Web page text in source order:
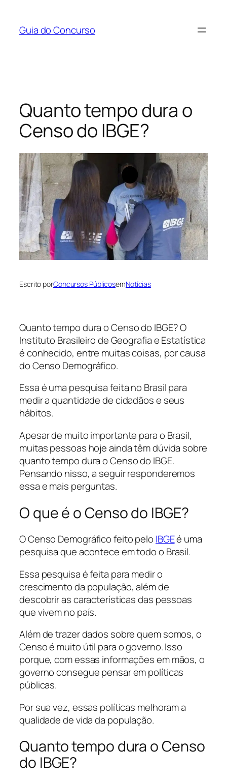
Guia do Concurso
Quanto tempo dura o
Censo do IBGE?
Escrito porConcursos PúblicosemNotícias
Quanto tempo dura o Censo do IBGE? O
Instituto Brasileiro de Geografia e Estatística
é conhecido, entre muitas coisas, por causa
do Censo Demográfico.
Essa é uma pesquisa feita no Brasil para
medir a quantidade de cidadãos e seus
hábitos.
Apesar de muito importante para o Brasil,
muitas pessoas hoje ainda têm dúvida sobre
quanto tempo dura o Censo do IBGE.
Pensando nisso, a seguir responderemos
essa e mais perguntas.
O que é o Censo do IBGE?
O Censo Demográfico feito pelo IBGEé uma
pesquisa que acontece em todo o Brasil.
Essa pesquisa é feita para medir o
crescimento da população, além de
descobrir as características das pessoas
que vivem no país.
Além de trazer dados sobre quem somos, o
Censo é muito útil para o governo. Isso
porque, com essas informações em mãos, o
governo consegue pensar em políticas
públicas.
Por sua vez, essas políticas melhoram a
qualidade de vida da população.
Quanto tempo dura o Censo
do IBGE?